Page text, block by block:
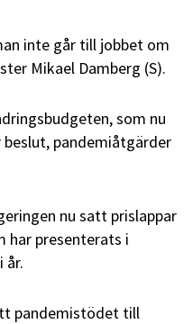
inte går till jobbet om
Mikael Damberg (S).
som nu
pandemiåtgärder
nu satt prislappar
har presenterats i
år.
pandemistödet till